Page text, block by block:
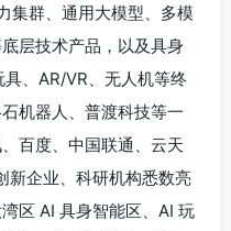
集群、通用大模型、多模
层技术产品，以及具身
、AR/VR、无人机等终
机器人、普渡科技等一
百度、中国联通、云天
新企业、科研机构悉数亮
区 AI 具身智能区、AI 玩